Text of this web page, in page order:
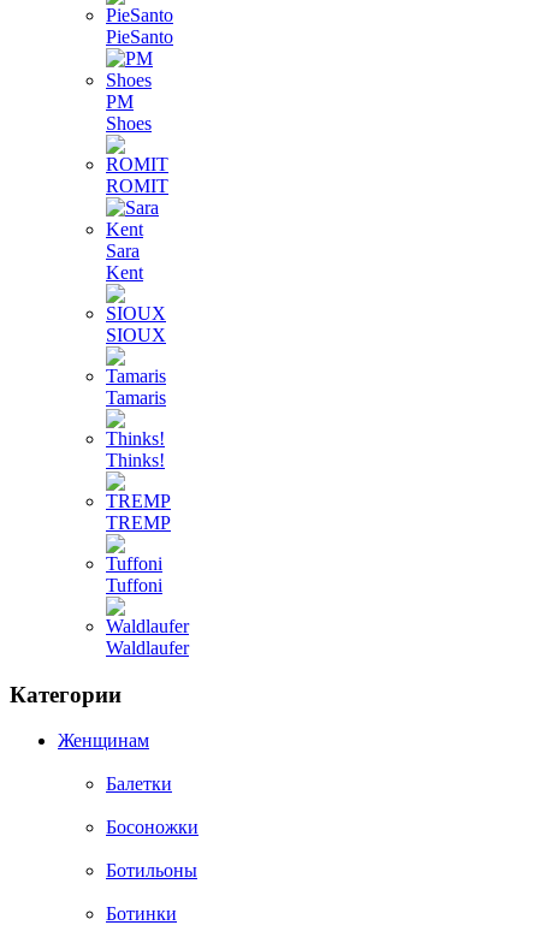
PieSanto
PM
Shoes
ROMIT
Sara
Kent
SIOUX
Tamaris
Thinks!
TREMP
Tuffoni
Waldlaufer
Категории
Женщинам
Балетки
Босоножки
Ботильоны
Ботинки